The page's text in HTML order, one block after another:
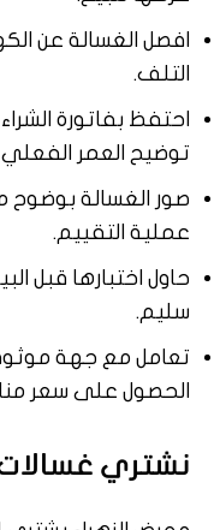
افصل الغسالة عن
التلف.
احتفظ بفاتورة
توضيح العمر الفعلي
صور الغسالة بوضوح
عملية التقييم.
حاول اختبارها قبل
سليم.
تعامل مع جهة
الحصول على سعر
نشتري غسالات